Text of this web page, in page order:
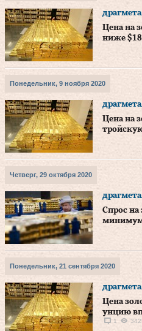
Цена на
ниже
Понедельник, 9 ноября 2020
Цена на
Четверг, 29 октября 2020
Спрос на
Понедельник, 21 сентября 2020
Цена
унцию
1